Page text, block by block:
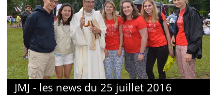
JMJ - les news du 25 juillet 2016